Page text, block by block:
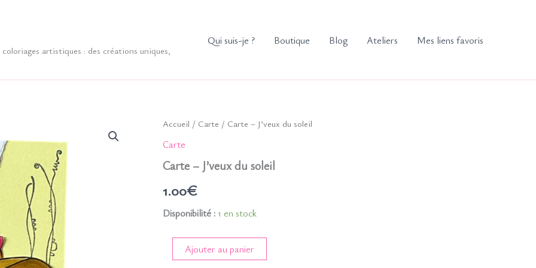
artistiques : des créations uniques,
Qui suis-je ? Boutique Blog Ateliers Mes liens favoris
Accueil / Carte / Carte – J’veux du soleil
Carte
Carte – J’veux du soleil
1.00€
Disponibilité :1 en stock
Ajouter au panier